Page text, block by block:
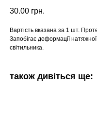
30.00 грн.
Вартість вказана за 1 шт.
Запобігає деформації
світильника.
також дивіться ще: